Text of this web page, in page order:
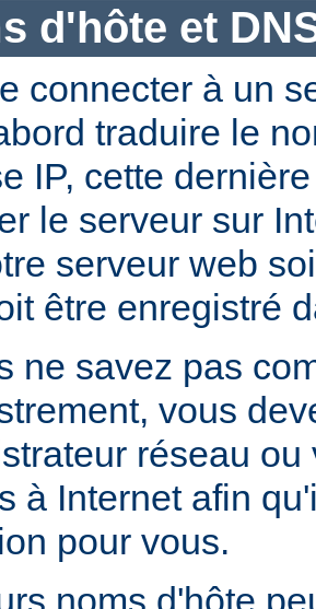
d'hôte et
connecter à un
traduire le
IP, cette
le serveur sur
serveur web
être enregistré
ne savez pas
vous
réseau ou
à Internet afin
pour vous.
noms d'hôte